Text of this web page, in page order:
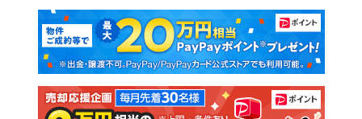
新築マンション 中古マンション
新築一戸建て 中古一戸建て
注文住宅 土地
マンションカタログ 教えて！住まいの先生